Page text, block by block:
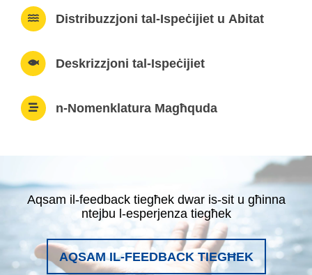
Distribuzzjoni tal-Ispeċijiet u Abitat
Deskrizzjoni tal-Ispeċijiet
n-Nomenklatura Magħquda
Aqsam il-feedback tiegħek dwar is-sit u għinna
ntejbu l-esperjenza tiegħek
AQSAM IL-FEEDBACK TIEGĦEK